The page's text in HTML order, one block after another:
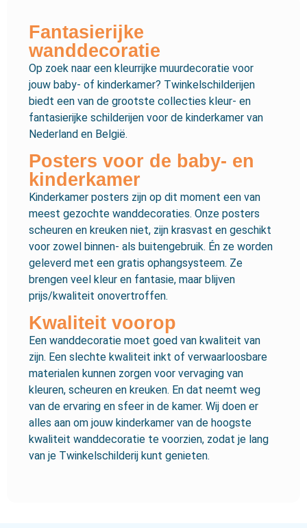
Fantasierijke
wanddecoratie
Op zoek naar een kleurrijke muurdecoratie voor
jouw baby- of kinderkamer? Twinkelschilderijen
biedt een van de grootste collecties kleur- en
fantasierijke schilderijen voor de kinderkamer van
Nederland en België.
Posters voor de baby- en
kinderkamer
Kinderkamer posters zijn op dit moment een van
meest gezochte wanddecoraties. Onze posters
scheuren en kreuken niet, zijn krasvast en geschikt
voor zowel binnen- als buitengebruik. Én ze worden
geleverd met een gratis ophangsysteem. Ze
brengen veel kleur en fantasie, maar blijven
prijs/kwaliteit onovertroffen.
Kwaliteit voorop
Een wanddecoratie moet goed van kwaliteit van
zijn. Een slechte kwaliteit inkt of verwaarloosbare
materialen kunnen zorgen voor vervaging van
kleuren, scheuren en kreuken. En dat neemt weg
van de ervaring en sfeer in de kamer. Wij doen er
alles aan om jouw kinderkamer van de hoogste
kwaliteit wanddecoratie te voorzien, zodat je lang
van je Twinkelschilderij kunt genieten.